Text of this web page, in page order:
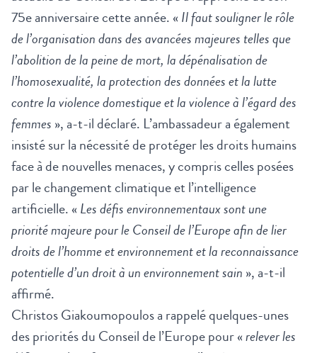
75e anniversaire cette année. « Il faut souligner le rôle
de l’organisation dans des avancées majeures telles que
l’abolition de la peine de mort, la dépénalisation de
l’homosexualité, la protection des données et la lutte
contre la violence domestique et la violence à l’égard des
femmes », a-t-il déclaré. L’ambassadeur a également
insisté sur la nécessité de protéger les droits humains
face à de nouvelles menaces, y compris celles posées
par le changement climatique et l’intelligence
artificielle. « Les défis environnementaux sont une
priorité majeure pour le Conseil de l’Europe afin de lier
droits de l’homme et environnement et la reconnaissance
potentielle d’un droit à un environnement sain », a-t-il
affirmé.
Christos Giakoumopoulos a rappelé quelques-unes
des priorités du Conseil de l’Europe pour «relever les